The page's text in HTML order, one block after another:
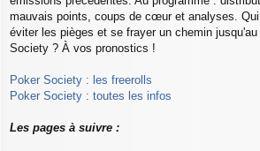
mauvais points, coups de cœur et analyses.
éviter les pièges et se frayer un chemin
Society ? À vos pronostics !
Poker Society : les freerolls
Poker Society : toutes les infos
Les pages à suivre :